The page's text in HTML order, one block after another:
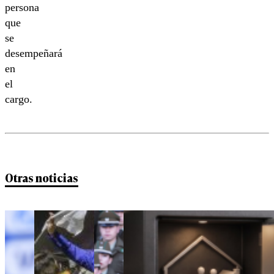
persona
que
se
desempeñará
en
el
cargo.
Otras noticias